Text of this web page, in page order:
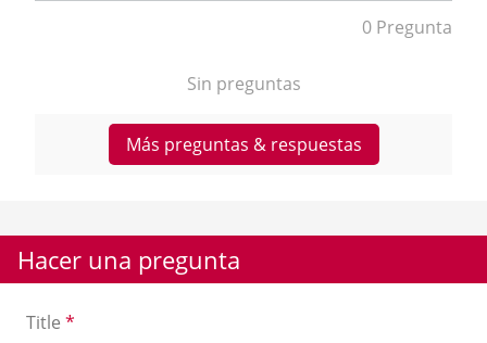
0 Pregunta
Sin preguntas
Más preguntas & respuestas
Hacer una pregunta
Title *